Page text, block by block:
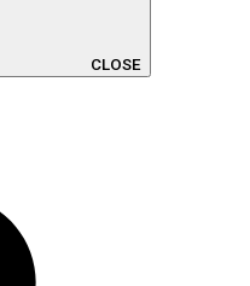
CLOSE